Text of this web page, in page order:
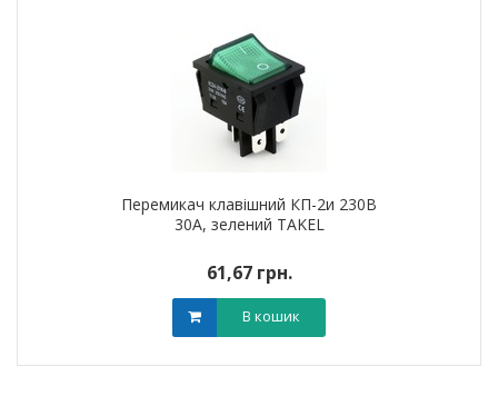
Перемикач клавішний КП-2и 230В
30А, зелений TAKEL
61,67 грн.
В кошик